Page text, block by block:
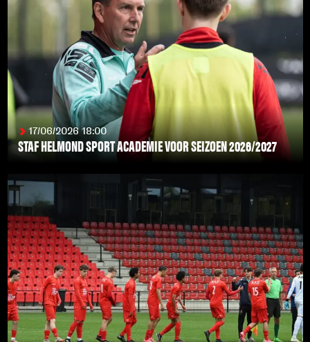
17/06/2026 18:00
STAF HELMOND SPORT ACADEMIE VOOR SEIZOEN 2026/2027